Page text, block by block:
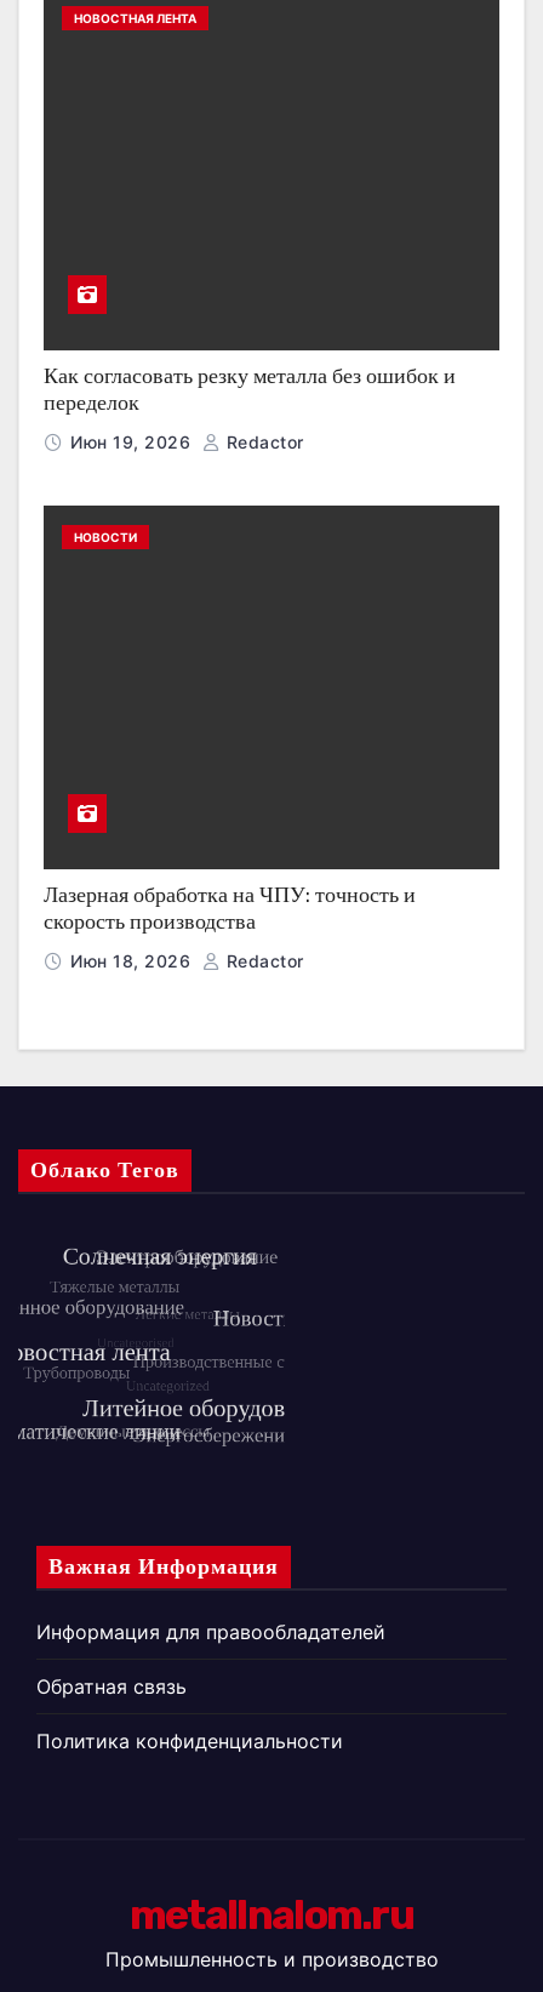
НОВОСТНАЯ ЛЕНТА
Как согласовать резку металла без ошибок и
переделок
Июн 19, 2026 Redactor
НОВОСТИ
Лазерная обработка на ЧПУ: точность и
скорость производства
Июн 18, 2026 Redactor
Облако Тегов
Важная Информация
Информация для правообладателей
Обратная связь
Политика конфиденциальности
metallnalom.ru
Промышленность и производство